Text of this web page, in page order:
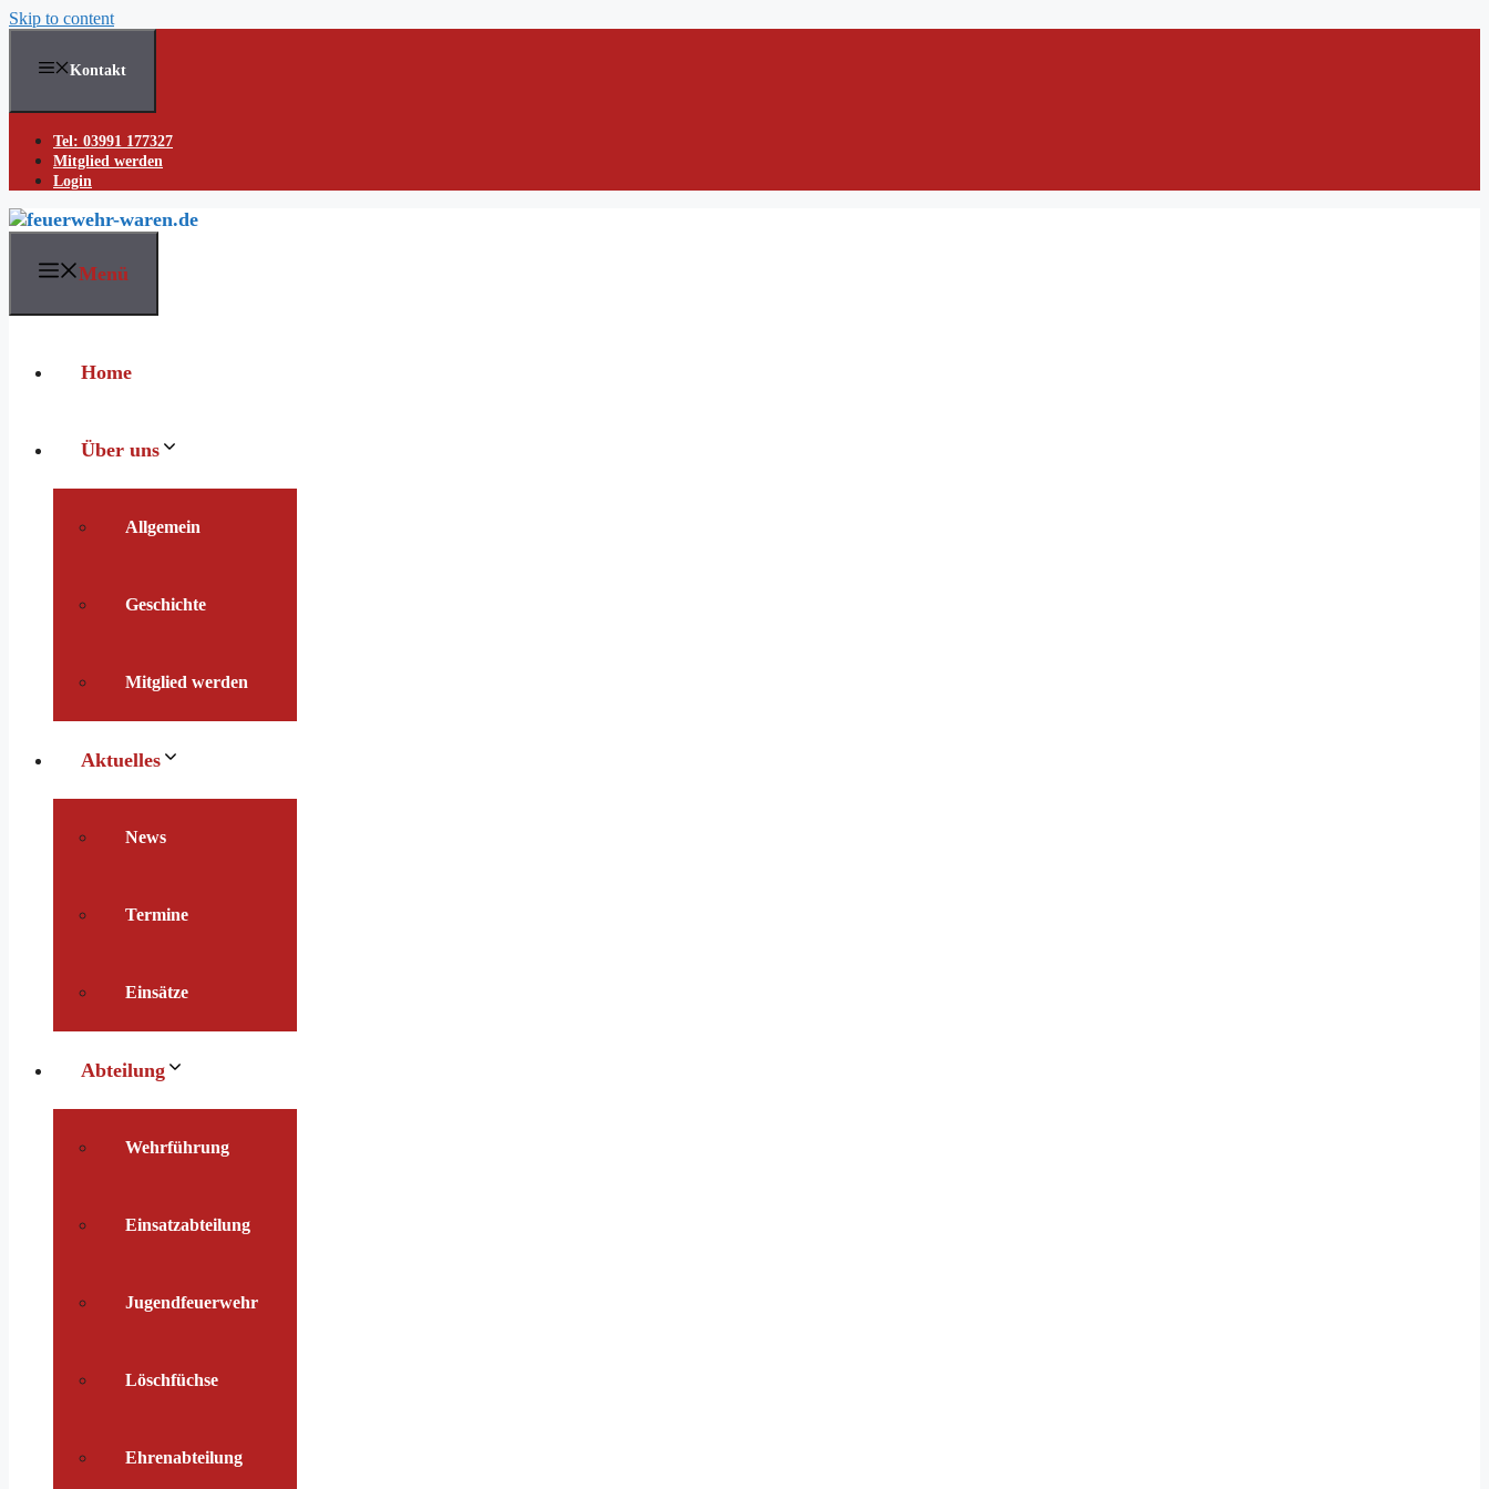
Skip to content
Kontakt
Tel: 03991 177327
Mitglied werden
Login
Menü
Home
Über uns
Allgemein
Geschichte
Mitglied werden
Aktuelles
News
Termine
Einsätze
Abteilung
Wehrführung
Einsatzabteilung
Jugendfeuerwehr
Löschfüchse
Ehrenabteilung